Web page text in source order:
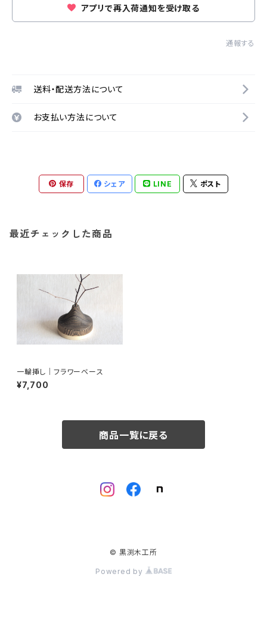
アプリで再入荷通知を受け取る
通報する
送料・配送方法について
お支払い方法について
保存 シェア LINE ポスト
最近チェックした商品
一輪挿し｜フラワーベース
¥7,700
商品一覧に戻る
© 黒渕木工所
Powered by